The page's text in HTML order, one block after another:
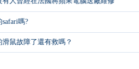
嗎?
滑鼠故障了還有救嗎？